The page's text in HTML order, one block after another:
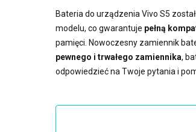
Bateria do urządzenia Vivo S5
modelu, co gwarantuje pełną
pamięci. Nowoczesny zamiennik
pewnego i trwałego zamiennika,
odpowiedzieć na Twoje pytania i